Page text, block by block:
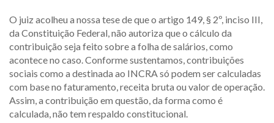
O juiz acolheu a nossa tese de que o artigo 149, § 2º, inciso III,
da Constituição Federal, não autoriza que o cálculo da
contribuição seja feito sobre a folha de salários, como
acontece no caso. Conforme sustentamos, contribuições
sociais como a destinada ao INCRA só podem ser calculadas
com base no faturamento, receita bruta ou valor de operação.
Assim, a contribuição em questão, da forma como é
calculada, não tem respaldo constitucional.